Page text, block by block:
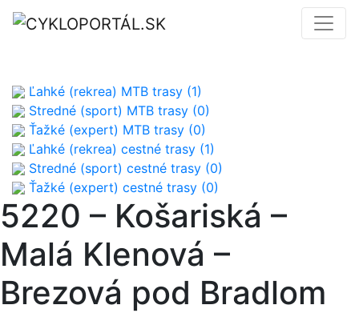
Ľahké (rekrea) MTB trasy (1)
Stredné (sport) MTB trasy (0)
Ťažké (expert) MTB trasy (0)
Ľahké (rekrea) cestné trasy (1)
Stredné (sport) cestné trasy (0)
Ťažké (expert) cestné trasy (0)
5220 – Košariská –
Malá Klenová –
Brezová pod Bradlom